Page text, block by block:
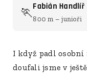
🏃Fabián Handlíř
800 m – junioři
I když padl
doufali jsme v